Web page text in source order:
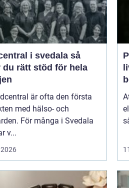
i svedala så
du rätt stöd för hela
är ofta den första
med hälso- och
För många i Svedala
v...